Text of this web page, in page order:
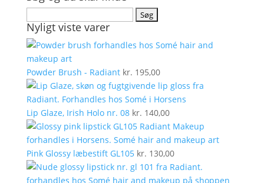
kr. 140,00.kr. 49,00.
efter:
Nyligt viste varer
Powder Brush - Radiant kr. 195,00
Lip Glaze, Irish Holo nr. 08 kr. 140,00
Pink Glossy læbestift GL105 kr. 130,00